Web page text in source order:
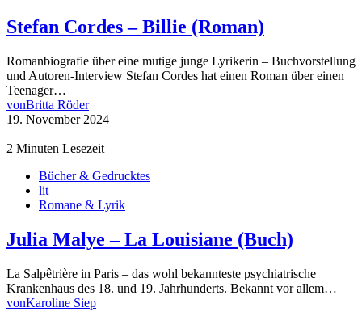
Stefan Cordes – Billie (Roman)
Romanbiografie über eine mutige junge Lyrikerin – Buchvorstellung
und Autoren-Interview Stefan Cordes hat einen Roman über einen
Teenager…
vonBritta Röder
19. November 2024
2 Minuten Lesezeit
Bücher & Gedrucktes
lit
Romane & Lyrik
Julia Malye – La Louisiane (Buch)
La Salpêtrière in Paris – das wohl bekannteste psychiatrische
Krankenhaus des 18. und 19. Jahrhunderts. Bekannt vor allem…
vonKaroline Siep